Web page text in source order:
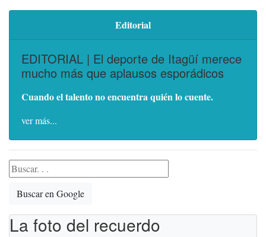
Editorial
EDITORIAL | El deporte de Itagüí merece
mucho más que aplausos esporádicos
Cuando el talento no encuentra quién lo cuente.
ver más...
Buscar en Google
La foto del recuerdo